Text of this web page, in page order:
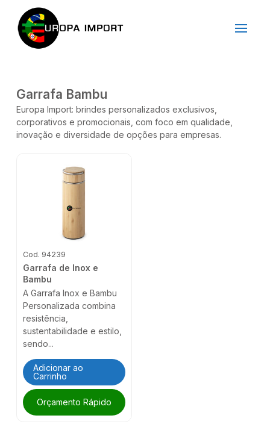
Garrafa Bambu
Europa Import: brindes personalizados exclusivos,
corporativos e promocionais, com foco em qualidade,
inovação e diversidade de opções para empresas.
Cod. 94239
Garrafa de Inox e
Bambu
A Garrafa Inox e Bambu
Personalizada combina
resistência,
sustentabilidade e estilo,
sendo...
Adicionar ao
Carrinho
Orçamento Rápido